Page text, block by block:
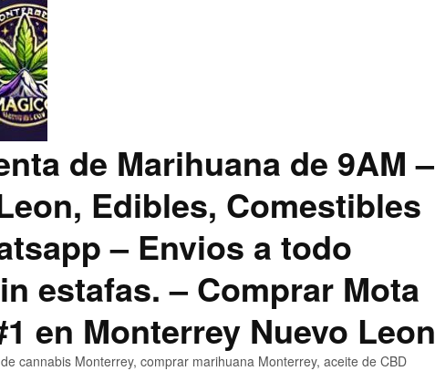
de Marihuana de 9AM –
Edibles, Comestibles
– Envios a todo
estafas. – Comprar Mota
en Monterrey Nuevo Leon
cannabis Monterrey, comprar marihuana Monterrey, aceite de CBD